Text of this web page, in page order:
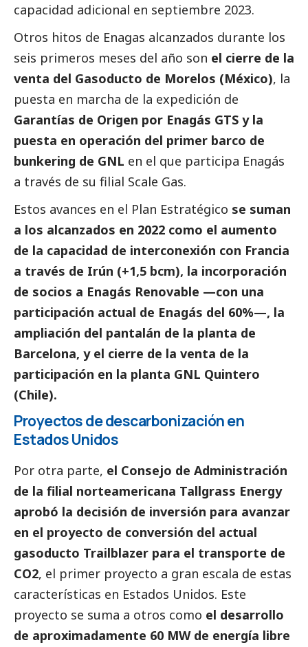
capacidad adicional en septiembre 2023.
Otros hitos de Enagas alcanzados durante los
seis primeros meses del año son el cierre de la
venta del Gasoducto de Morelos (México), la
puesta en marcha de la expedición de
Garantías de Origen por Enagás GTS y la
puesta en operación del primer barco de
bunkering de GNL en el que participa Enagás
a través de su filial Scale Gas.
Estos avances en el Plan Estratégico se suman
a los alcanzados en 2022 como el aumento
de la capacidad de interconexión con Francia
a través de Irún (+1,5 bcm), la incorporación
de socios a Enagás Renovable —con una
participación actual de Enagás del 60%—, la
ampliación del pantalán de la planta de
Barcelona, y el cierre de la venta de la
participación en la planta GNL Quintero
(Chile).
Proyectos de descarbonización en
Estados Unidos
Por otra parte, el Consejo de Administración
de la filial norteamericana Tallgrass Energy
aprobó la decisión de inversión para avanzar
en el proyecto de conversión del actual
gasoducto Trailblazer para el transporte de
CO2, el primer proyecto a gran escala de estas
características en Estados Unidos. Este
proyecto se suma a otros como el desarrollo
de aproximadamente 60 MW de energía libre